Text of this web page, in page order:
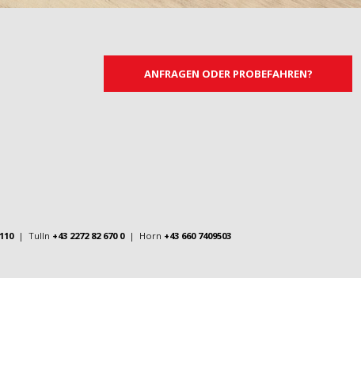
ANFRAGEN ODER PROBEFAHREN?
| Tulln +43 2272 82 670 0| Horn +43 660 7409503